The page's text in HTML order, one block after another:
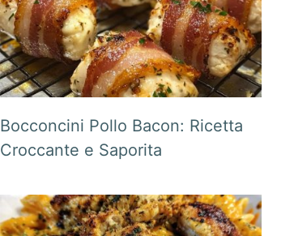
Bocconcini Pollo Bacon: Ricetta
Croccante e Saporita